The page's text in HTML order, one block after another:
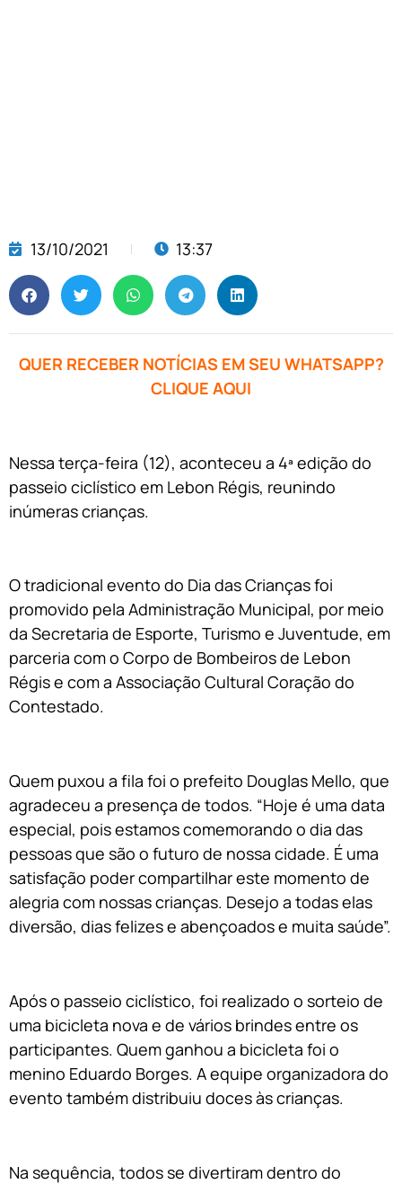
13/10/2021 13:37
QUER RECEBER NOTÍCIAS EM SEU WHATSAPP?
CLIQUE AQUI
Nessa terça-feira (12), aconteceu a 4ª edição do
passeio ciclístico em Lebon Régis, reunindo
inúmeras crianças.
O tradicional evento do Dia das Crianças foi
promovido pela Administração Municipal, por meio
da Secretaria de Esporte, Turismo e Juventude, em
parceria com o Corpo de Bombeiros de Lebon
Régis e com a Associação Cultural Coração do
Contestado.
Quem puxou a fila foi o prefeito Douglas Mello, que
agradeceu a presença de todos. “Hoje é uma data
especial, pois estamos comemorando o dia das
pessoas que são o futuro de nossa cidade. É uma
satisfação poder compartilhar este momento de
alegria com nossas crianças. Desejo a todas elas
diversão, dias felizes e abençoados e muita saúde”.
Após o passeio ciclístico, foi realizado o sorteio de
uma bicicleta nova e de vários brindes entre os
participantes. Quem ganhou a bicicleta foi o
menino Eduardo Borges. A equipe organizadora do
evento também distribuiu doces às crianças.
Na sequência, todos se divertiram dentro do